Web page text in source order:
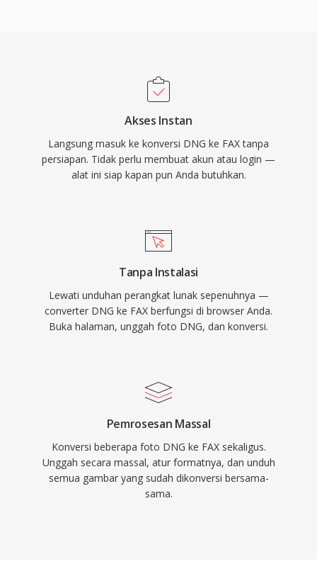
Akses Instan
Langsung masuk ke konversi DNG ke FAX tanpa
persiapan. Tidak perlu membuat akun atau login —
alat ini siap kapan pun Anda butuhkan.
Tanpa Instalasi
Lewati unduhan perangkat lunak sepenuhnya —
converter DNG ke FAX berfungsi di browser Anda.
Buka halaman, unggah foto DNG, dan konversi.
Pemrosesan Massal
Konversi beberapa foto DNG ke FAX sekaligus.
Unggah secara massal, atur formatnya, dan unduh
semua gambar yang sudah dikonversi bersama-
sama.